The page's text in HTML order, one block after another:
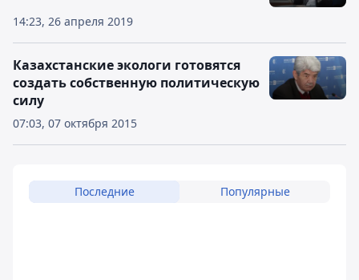
14:23, 26 апреля 2019
07:03, 07 октября 2015
Казахстанские экологи готовятся
создать собственную политическую
силу
Последние Популярные